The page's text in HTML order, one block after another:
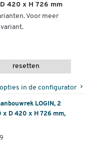
420 x H 726 mm
Voor meer
resetten
in de configurator
LOGIN, 2
x D 420 x H 726 mm,